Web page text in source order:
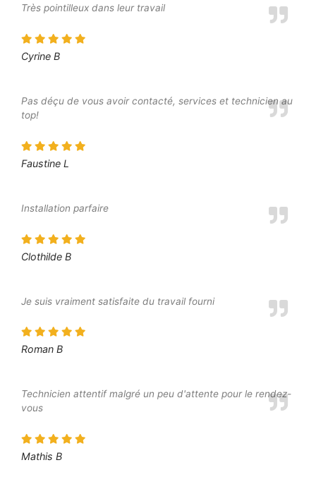
Très pointilleux dans leur travail
Cyrine B
Pas déçu de vous avoir contacté, services et technicien au
top!
Faustine L
Installation parfaire
Clothilde B
Je suis vraiment satisfaite du travail fourni
Roman B
Technicien attentif malgré un peu d'attente pour le rendez-
vous
Mathis B